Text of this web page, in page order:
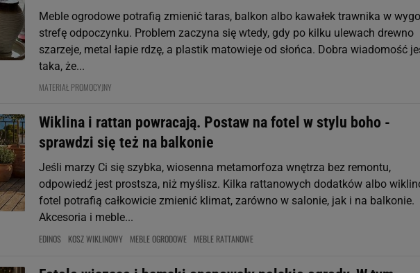
Meble ogrodowe potrafią zmienić taras, balkon albo kawałek trawnika w
strefę odpoczynku. Problem zaczyna się wtedy, gdy po kilku ulewach drewno
szarzeje, metal łapie rdzę, a plastik matowieje od słońca. Dobra wiadomość
taka, że...
MATERIAŁ PROMOCYJNY
Wiklina i rattan powracają. Postaw na fotel w stylu boho -
sprawdzi się też na balkonie
Jeśli marzy Ci się szybka, wiosenna metamorfoza wnętrza bez remontu,
odpowiedź jest prostsza, niż myślisz. Kilka rattanowych dodatków albo
fotel potrafią całkowicie zmienić klimat, zarówno w salonie, jak i na balkonie.
Akcesoria i meble...
EDINOS KOSZ WIKLINOWY MEBLE OGRODOWE MEBLE RATTANOWE
Przechowywanie informacji na urządzeniu lub dostęp do nich. Spersonalizowane reklamy i treści,
badnie odbiorców i ulepszanie usług.
Lista Zaufanych Partnerów